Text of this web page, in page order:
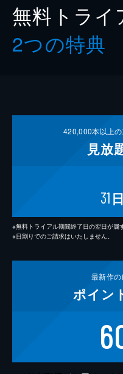
無料トライ
2つの特典
420,000本以上
見放
31
※無料トライアル期間終了日の翌日が属
※日割りでのご請求はいたしません。
最新作の
ポイン